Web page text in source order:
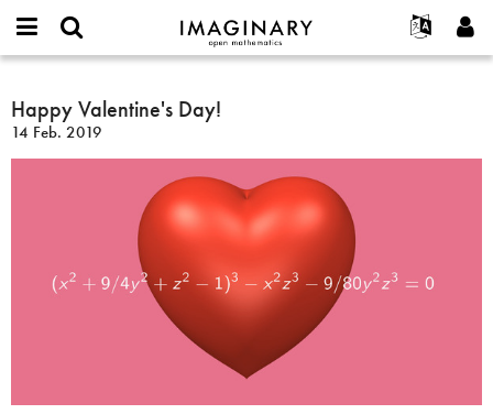
IMAGINARY
open
Français
Español
Türkçe
Programme
Hands-on
Filme
Texte
Ausstellungen
Mehr...
Projekte
or
username
*
Passwort
Neues Benutzerkonto erstellen
Neues Passwort anfordern
Suche
Happy
Valentine's
Day!
Happy Valentine's Day!
14 Feb. 2019